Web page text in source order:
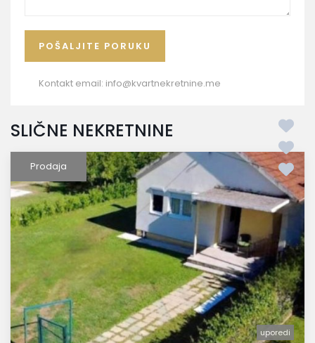
Kontakt email: info@kvartnekretnine.me
SLIČNE NEKRETNINE
Prodaja
uporedi